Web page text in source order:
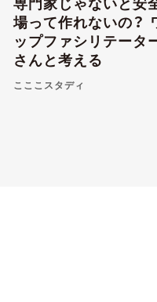
専門家じゃないと安
場って作れないの？
ップファシリテータ
さんと考える
こここスタディ